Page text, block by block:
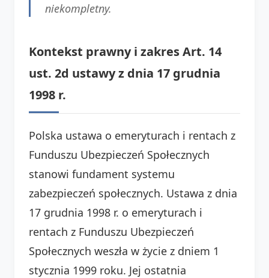
niekompletny.
Kontekst prawny i zakres Art. 14
ust. 2d ustawy z dnia 17 grudnia
1998 r.
Polska ustawa o emeryturach i rentach z
Funduszu Ubezpieczeń Społecznych
stanowi fundament systemu
zabezpieczeń społecznych. Ustawa z dnia
17 grudnia 1998 r. o emeryturach i
rentach z Funduszu Ubezpieczeń
Społecznych weszła w życie z dniem 1
stycznia 1999 roku. Jej ostatnia